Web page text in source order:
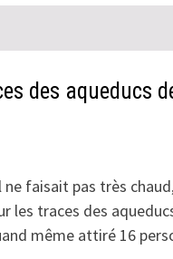
des aqueducs
ne faisait pas très
les traces des
même attiré 16